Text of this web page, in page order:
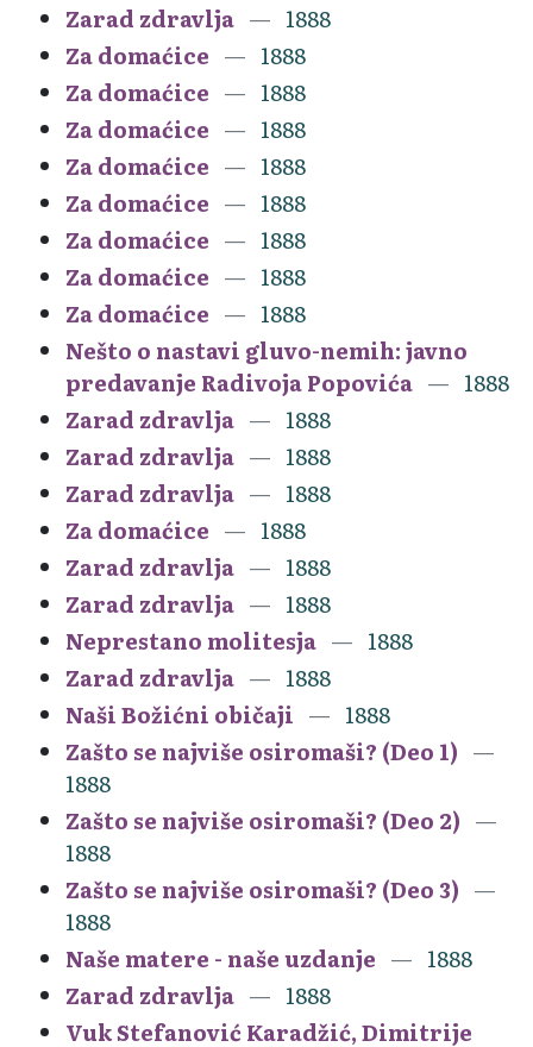
Zarad zdravlja
1888
Za domaćice
1888
Za domaćice
1888
Za domaćice
1888
Za domaćice
1888
Za domaćice
1888
Za domaćice
1888
Za domaćice
1888
Za domaćice
1888
Nešto o nastavi gluvo-nemih: javno
predavanje Radivoja Popovića
1888
Zarad zdravlja
1888
Zarad zdravlja
1888
Zarad zdravlja
1888
Za domaćice
1888
Zarad zdravlja
1888
Zarad zdravlja
1888
Neprestano molitesja
1888
Zarad zdravlja
1888
Naši Božićni običaji
1888
Zašto se najviše osiromaši? (Deo 1)
1888
Zašto se najviše osiromaši? (Deo 2)
1888
Zašto se najviše osiromaši? (Deo 3)
1888
Naše matere - naše uzdanje
1888
Zarad zdravlja
1888
Vuk Stefanović Karadžić, Dimitrije